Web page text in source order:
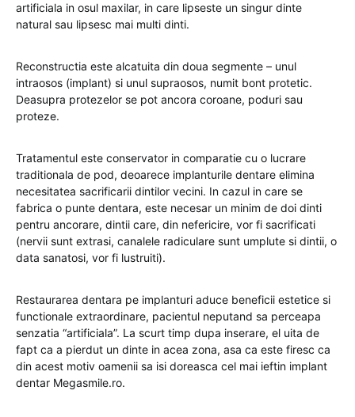
artificiala in osul maxilar, in care lipseste un singur dinte
natural sau lipsesc mai multi dinti.
Reconstructia este alcatuita din doua segmente – unul
intraosos (implant) si unul supraosos, numit bont protetic.
Deasupra protezelor se pot ancora coroane, poduri sau
proteze.
Tratamentul este conservator in comparatie cu o lucrare
traditionala de pod, deoarece implanturile dentare elimina
necesitatea sacrificarii dintilor vecini. In cazul in care se
fabrica o punte dentara, este necesar un minim de doi dinti
pentru ancorare, dintii care, din nefericire, vor fi sacrificati
(nervii sunt extrasi, canalele radiculare sunt umplute si dintii, o
data sanatosi, vor fi lustruiti).
Restaurarea dentara pe implanturi aduce beneficii estetice si
functionale extraordinare, pacientul neputand sa perceapa
senzatia “artificiala”. La scurt timp dupa inserare, el uita de
fapt ca a pierdut un dinte in acea zona, asa ca este firesc ca
din acest motiv oamenii sa isi doreasca cel mai ieftin implant
dentar Megasmile.ro.